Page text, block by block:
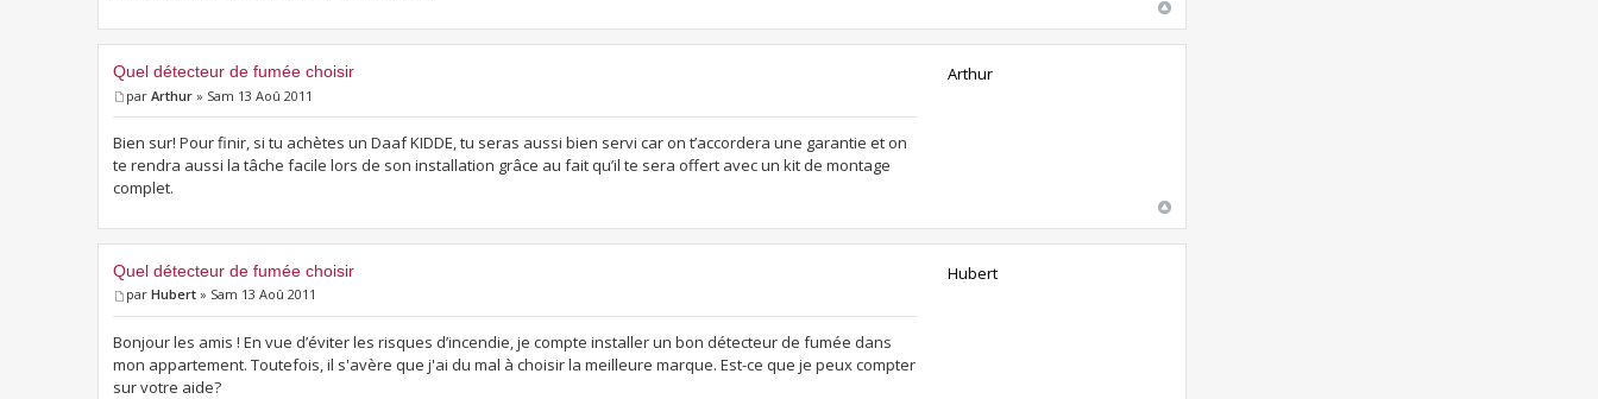
Quel détecteur de fumée choisir
par Arthur » Sam 13 Aoû 2011
Bien sur! Pour finir, si tu achètes un Daaf KIDDE, tu seras aussi bien servi car on t’accordera une garantie et on
te rendra aussi la tâche facile lors de son installation grâce au fait qu’il te sera offert avec un kit de montage
complet.
Arthur
Quel détecteur de fumée choisir
par Hubert » Sam 13 Aoû 2011
Bonjour les amis ! En vue d’éviter les risques d’incendie, je compte installer un bon détecteur de fumée dans
mon appartement. Toutefois, il s'avère que j'ai du mal à choisir la meilleure marque. Est-ce que je peux compter
sur votre aide?
Hubert